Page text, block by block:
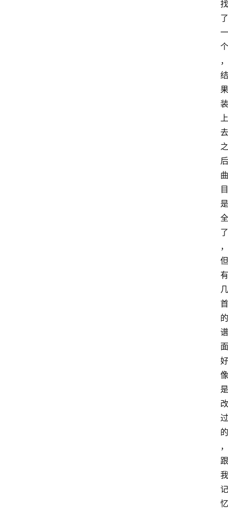
找
了
一
个
，
结
果
装
上
去
之
后
曲
目
是
全
了
，
但
有
几
首
的
谱
面
好
像
是
改
过
的
，
跟
我
记
忆